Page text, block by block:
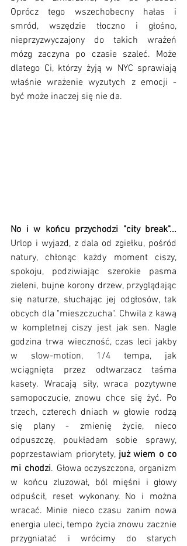
Oprócz tego wszechobecny hałas i
smród, wszędzie tłoczno i głośno,
nieprzyzwyczajony do takich wrażeń
mózg zaczyna po czasie szaleć. Może
dlatego Ci, którzy żyją w NYC sprawiają
właśnie wrażenie wyzutych z emocji -
być może inaczej się nie da.
No i w końcu przychodzi "city break"...
Urlop i wyjazd, z dala od zgiełku, pośród
natury, chłonąc każdy moment ciszy,
spokoju, podziwiając szerokie pasma
zieleni, bujne korony drzew, przyglądając
się naturze, słuchając jej odgłosów, tak
obcych dla "mieszczucha". Chwila z kawą
w kompletnej ciszy jest jak sen. Nagle
godzina trwa wieczność, czas leci jakby
w slow-motion, 1/4 tempa, jak
wciągnięta przez odtwarzacz taśma
kasety. Wracają siły, wraca pozytywne
samopoczucie, znowu chce się żyć. Po
trzech, czterech dniach w głowie rodzą
się plany - zmienię życie, nieco
odpuszczę, poukładam sobie sprawy,
poprzestawiam priorytety, już wiem o co
mi chodzi. Głowa oczyszczona, organizm
w końcu zluzował, ból mięśni i głowy
odpuścił, reset wykonany. No i można
wracać. Minie nieco czasu zanim nowa
energia uleci, tempo życia znowu zacznie
przygniatać i wrócimy do starych